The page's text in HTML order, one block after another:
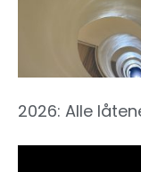
2026: Alle